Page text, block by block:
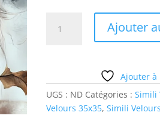
Ajouter
Ajouter à
UGS : ND Catégories :Simili
Velours 35x35,Simili